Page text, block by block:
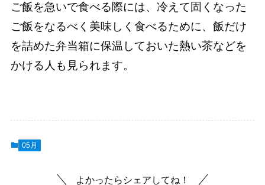
ご飯を急いで食べる際には、冷えて固くなった
ご飯をなるべく美味しく食べるために、飯だけ
を詰めた弁当箱に保温しておいた熱い茶などを
かける人も見られます。
05月
よかったらシェアしてね！